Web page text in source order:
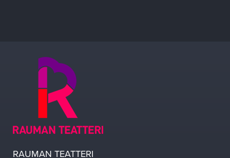
RAUMAN TEATTERI